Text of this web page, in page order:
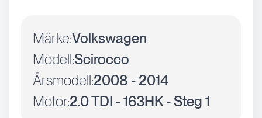
Märke:Volkswagen
Modell:Scirocco
Årsmodell:2008 - 2014
Motor:2.0 TDI - 163HK - Steg 1